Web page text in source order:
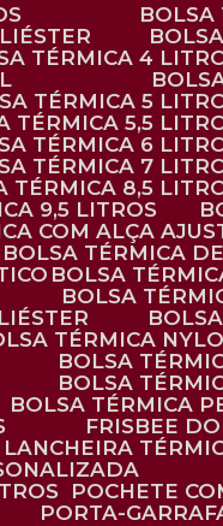
TÉRMICA 4
TÉRMICA 5
TÉRMICA 5,5
TÉRMICA 6
TÉRMICA 7
TÉRMICA 8,5
9,5 LITROS
COM ALÇA
BOLSA TÉRMICA
BOLSA
BOLSA
TÉRMICA
BOLSA
BOLSA
BOLSA TÉRMICA
FRISBEE
LANCHEIRA
POCHETE
PORTA-